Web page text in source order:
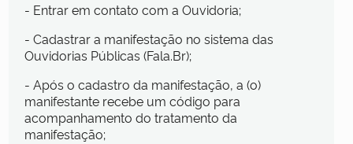
- Entrar em contato com a Ouvidoria;
- Cadastrar a manifestação no sistema das
Ouvidorias Públicas (Fala.Br);
- Após o cadastro da manifestação, a (o)
manifestante recebe um código para
acompanhamento do tratamento da
manifestação;